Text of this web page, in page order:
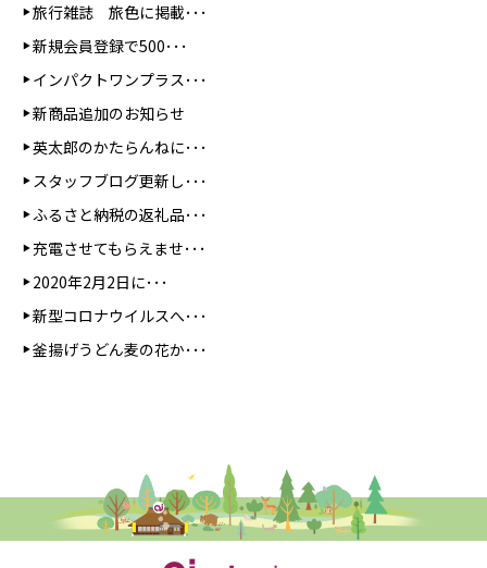
旅行雑誌 旅色に掲載･･･
新規会員登録で500･･･
インパクトワンプラス･･･
新商品追加のお知らせ
英太郎のかたらんねに･･･
スタッフブログ更新し･･･
ふるさと納税の返礼品･･･
充電させてもらえませ･･･
2020年2月2日に･･･
新型コロナウイルスへ･･･
釜揚げうどん麦の花か･･･